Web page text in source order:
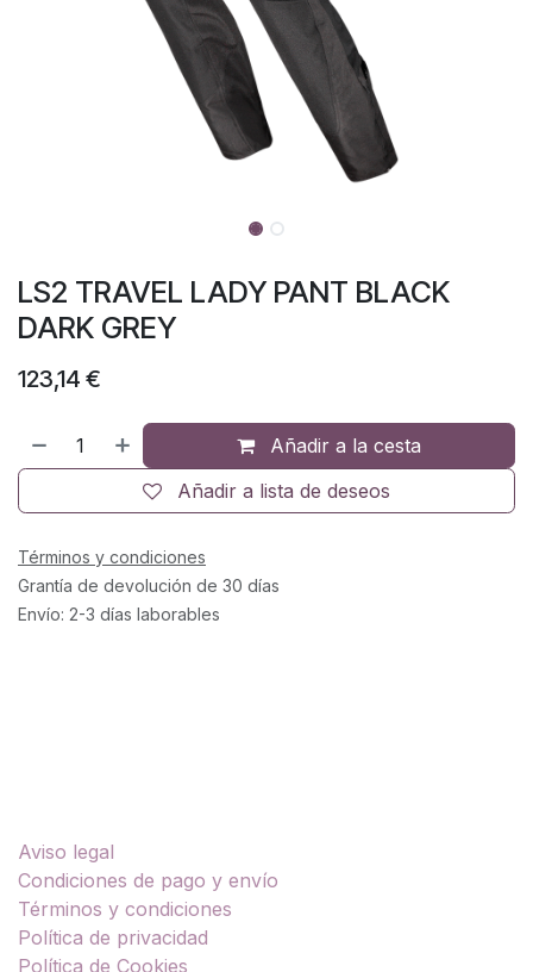
LS2 TRAVEL LADY PANT BLACK
DARK GREY
123,14 €
Añadir a la cesta
Añadir a lista de deseos
Términos y condiciones
Grantía de devolución de 30 días
Envío: 2-3 días laborables
Aviso legal
Condiciones de pago y envío
Términos y condiciones
Política de privacidad
Política de Cookies